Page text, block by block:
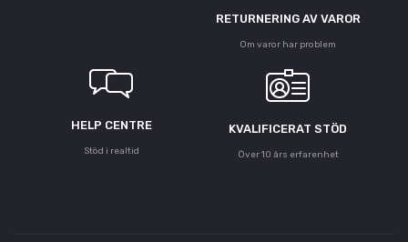
RETURNERING AV VAROR
Om varor har problem
HELP CENTRE
Stöd i realtid
KVALIFICERAT STÖD
Över 10 års erfarenhet